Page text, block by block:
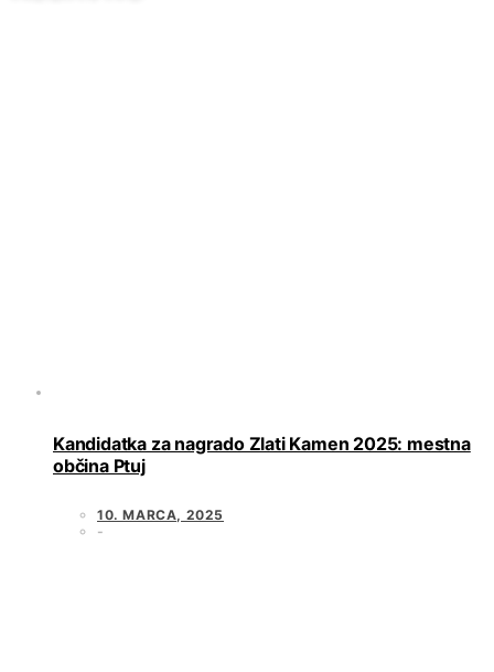
Kandidatka za nagrado Zlati Kamen 2025: mestna
občina Ptuj
10. MARCA, 2025